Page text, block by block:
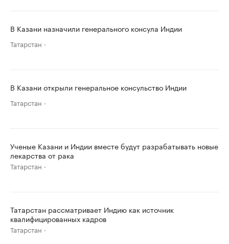
В Казани назначили генерального консула Индии
Татарстан
В Казани открыли генеральное консульство Индии
Татарстан
Ученые Казани и Индии вместе будут разрабатывать новые
лекарства от рака
Татарстан
Татарстан рассматривает Индию как источник
квалифицированных кадров
Татарстан